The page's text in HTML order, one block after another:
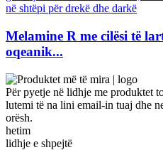
Melamine R me cilësi të
oqeanik...
Për pyetje në lidhje me produktet
lutemi të na lini email-in tuaj dhe
orësh.
hetim
lidhje e shpejtë